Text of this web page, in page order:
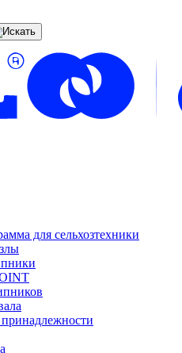
для сельхозтехники